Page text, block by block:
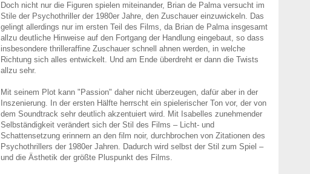
Doch nicht nur die Figuren spielen miteinander, Brian de Palma versucht im
Stile der Psychothriller der 1980er Jahre, den Zuschauer einzuwickeln. Das
gelingt allerdings nur im ersten Teil des Films, da Brian de Palma insgesamt
allzu deutliche Hinweise auf den Fortgang der Handlung eingebaut, so dass
insbesondere thrilleraffine Zuschauer schnell ahnen werden, in welche
Richtung sich alles entwickelt. Und am Ende überdreht er dann die Twists
allzu sehr.
Mit seinem Plot kann "Passion" daher nicht überzeugen, dafür aber in der
Inszenierung. In der ersten Hälfte herrscht ein spielerischer Ton vor, der von
dem Soundtrack sehr deutlich akzentuiert wird. Mit Isabelles zunehmender
Selbständigkeit verändert sich der Stil des Films – Licht- und
Schattensetzung erinnern an den film noir, durchbrochen von Zitationen des
Psychothrillers der 1980er Jahren. Dadurch wird selbst der Stil zum Spiel –
und die Ästhetik der größte Pluspunkt des Films.